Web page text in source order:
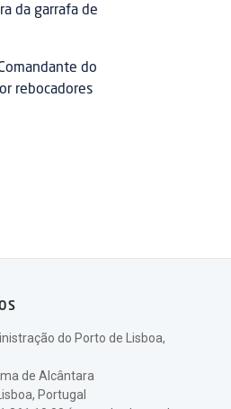
da garrafa de
do
rebocadores
do Porto de Lisboa,
de Alcântara
Portugal